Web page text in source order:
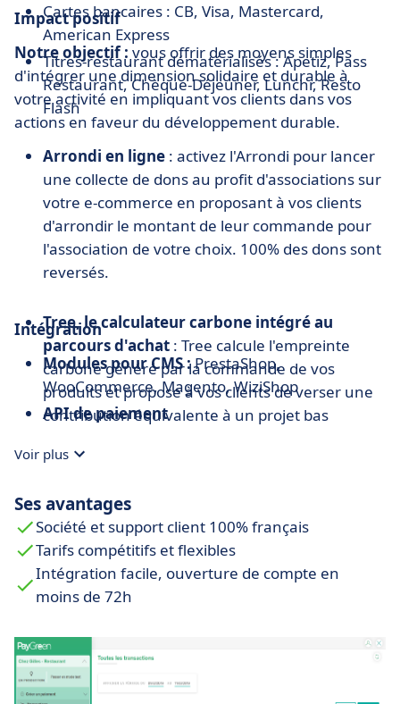
Cartes bancaires : CB, Visa, Mastercard,
American Express
Titres-restaurant dématérialisés : Apetiz, Pass
Restaurant, Chèque-Déjeuner, Lunchr, Resto
Flash
Impact positif
Notre objectif : vous offrir des moyens simples
d'intégrer une dimension solidaire et durable à
votre activité en impliquant vos clients dans vos
actions en faveur du développement durable.
Arrondi en ligne : activez l'Arrondi pour lancer
une collecte de dons au profit d'associations sur
votre e-commerce en proposant à vos clients
d'arrondir le montant de leur commande pour
l'association de votre choix. 100% des dons sont
reversés.
Tree, le calculateur carbone intégré au
parcours d'achat : Tree calcule l'empreinte
carbone généré par la commande de vos
produits et propose à vos clients de verser une
contribution équivalente à un projet bas
Intégration
Modules pour CMS :PrestaShop,
WooCommerce, Magento, WiziShop
API de paiement
Voir plus
Ses avantages
Société et support client 100% français
Tarifs compétitifs et flexibles
Intégration facile, ouverture de compte en
moins de 72h